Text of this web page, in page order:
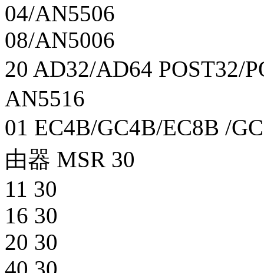
04/AN5506
08/AN5006
20 AD32/AD64 POST32/
AN5516
01 EC4B/GC4B/EC8B /
由器 MSR 30
11 30
16 30
20 30